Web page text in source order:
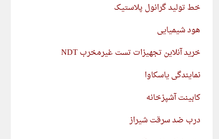
خط تولید گرانول پلاستیک
هود شیمیایی
خرید آنلاین تجهیزات تست غیرمخرب NDT
نمایندگی یاسکاوا
کابینت آشپزخانه
درب ضد سرقت شیراز